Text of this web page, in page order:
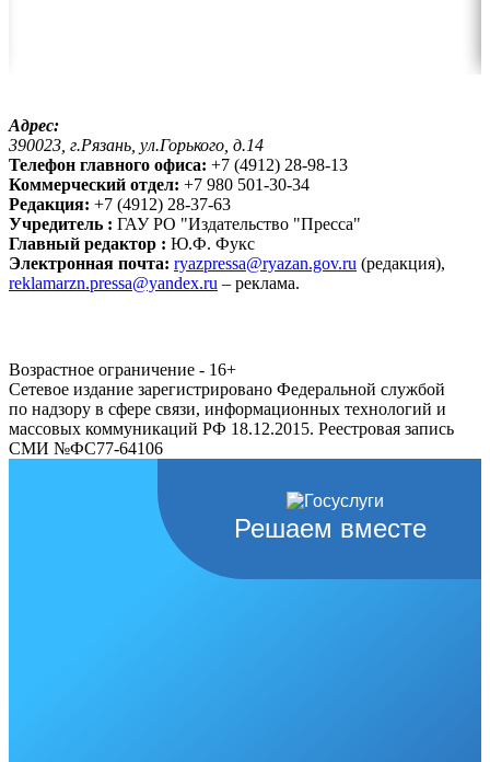
Адрес:
390023, г.Рязань, ул.Горького, д.14
Телефон главного офиса: +7 (4912) 28-98-13
Коммерческий отдел: +7 980 501-30-34
Редакция: +7 (4912) 28-37-63
Учредитель : ГАУ РО "Издательство "Пресса"
Главный редактор : Ю.Ф. Фукс
Электронная почта: ryazpressa@ryazan.gov.ru (редакция),
reklamarzn.pressa@yandex.ru – реклама.
Возрастное ограничение - 16+
Сетевое издание зарегистрировано Федеральной службой
по надзору в сфере связи, информационных технологий и
массовых коммуникаций РФ 18.12.2015. Реестровая запись
СМИ №ФС77-64106
Решаем вместе